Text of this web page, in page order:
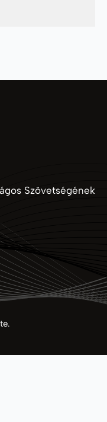
Szövetségének